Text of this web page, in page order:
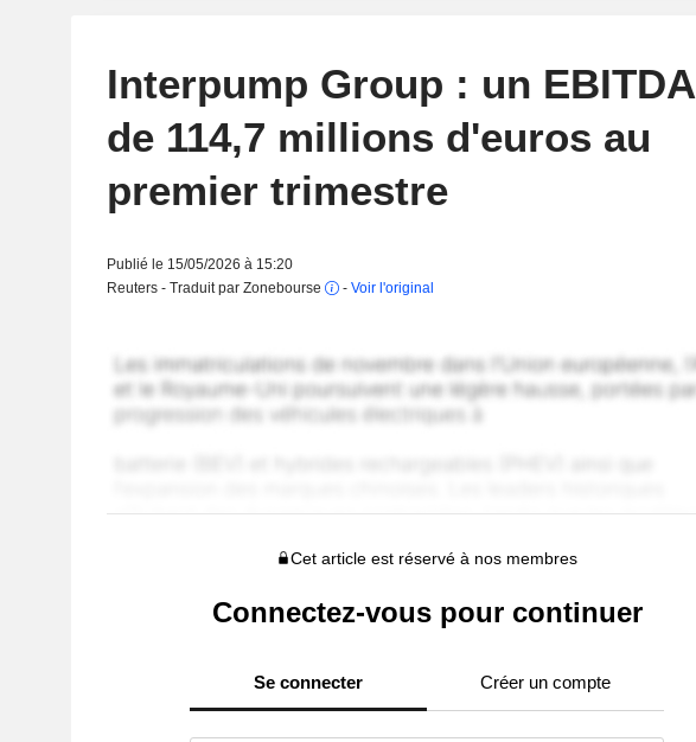
Interpump Group : un EBITDA
de 114,7 millions d'euros au
premier trimestre
Publié le 15/05/2026 à 15:20
Reuters - Traduit par Zonebourse
- Voir l'original
Cet article est réservé à nos membres
Connectez-vous pour continuer
Se connecter Créer un compte